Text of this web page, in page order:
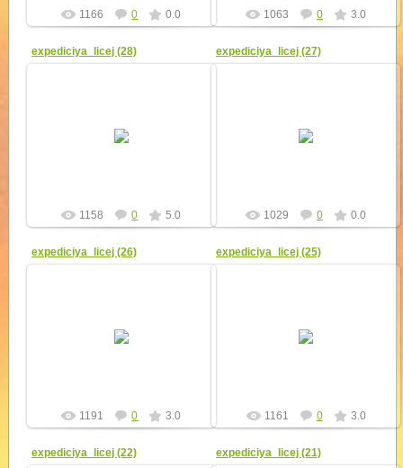
1166 0 0.0 1063 0 3.0
expediciya_licej (28)
1158 0 5.0
expediciya_licej (27)
1029 0 0.0
expediciya_licej (26)
технических проектов завершает
1191 0 3.0
expediciya_licej (25)
город", игры в котором и
1161 0 3.0
expediciya_licej (22) expediciya_licej (21)